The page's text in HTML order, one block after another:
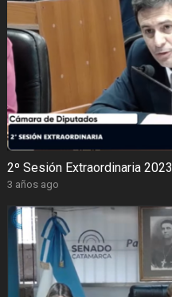
2º Sesión Extraordinaria 2023
3 años ago